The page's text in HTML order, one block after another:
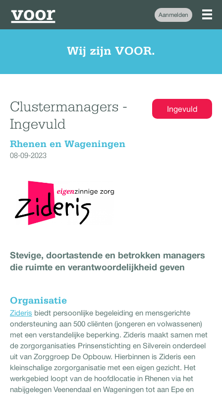
Aanmelden
Wij zijn VOOR.
Ingevuld
Clustermanagers -
Ingevuld
Rhenen en Wageningen
08-09-2023
Stevige, doortastende en betrokken managers
die ruimte en verantwoordelijkheid geven
Organisatie
Zideris biedt persoonlijke begeleiding en mensgerichte
ondersteuning aan 500 cliënten (jongeren en volwassenen)
met een verstandelijke beperking. Zideris maakt samen met
de zorgorganisaties Prinsenstichting en Silverein onderdeel
uit van Zorggroep De Opbouw. Hierbinnen is Zideris een
kleinschalige zorgorganisatie met een eigen gezicht. Het
werkgebied loopt van de hoofdlocatie in Rhenen via het
nabijgelegen Veenendaal en Wageningen tot aan Epe en